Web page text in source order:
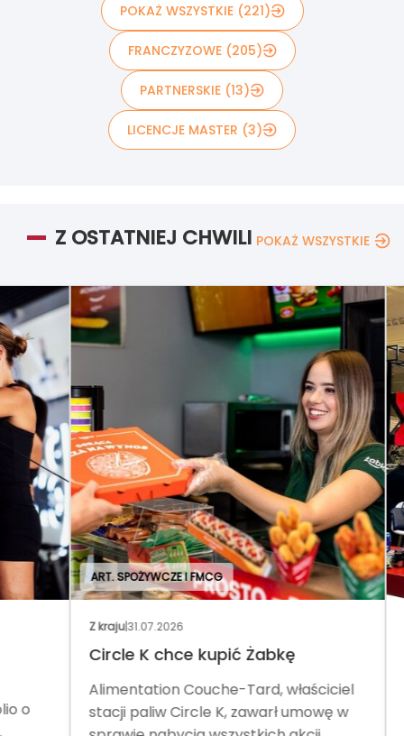
POKAŻ WSZYSTKIE (221)
FRANCZYZOWE (205)
PARTNERSKIE (13)
LICENCJE MASTER (3)
Z OSTATNIEJ CHWILI POKAŻ WSZYSTKIE
ART. SPOŻYWCZE I FMCG
Z kraju|31.07.2026
Circle K chce kupić Żabkę
Alimentation Couche-Tard, właściciel
stacji paliw Circle K, zawarł umowę w